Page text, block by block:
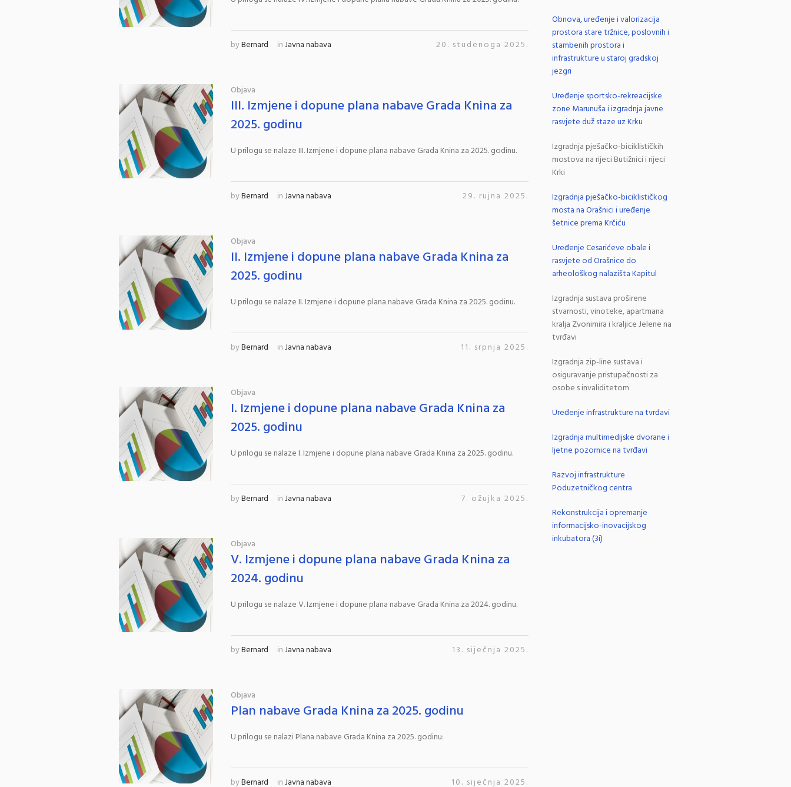
byBernard inJavna nabava 20. studenoga 2025.
Objava
III. Izmjene i dopune plana nabave Grada Knina za
2025. godinu
U prilogu se nalaze III. Izmjene i dopune plana nabave Grada Knina za 2025. godinu.
byBernard inJavna nabava 29. rujna 2025.
Objava
II. Izmjene i dopune plana nabave Grada Knina za
2025. godinu
U prilogu se nalaze II. Izmjene i dopune plana nabave Grada Knina za 2025. godinu.
byBernard inJavna nabava 11. srpnja 2025.
Objava
I. Izmjene i dopune plana nabave Grada Knina za
2025. godinu
U prilogu se nalaze I. Izmjene i dopune plana nabave Grada Knina za 2025. godinu.
byBernard inJavna nabava 7. ožujka 2025.
Objava
V. Izmjene i dopune plana nabave Grada Knina za
2024. godinu
U prilogu se nalaze V. Izmjene i dopune plana nabave Grada Knina za 2024. godinu.
byBernard inJavna nabava 13. siječnja 2025.
Objava
Plan nabave Grada Knina za 2025. godinu
U prilogu se nalazi Plana nabave Grada Knina za 2025. godinu:
byBernard inJavna nabava 10. siječnja 2025.
Obnova, uređenje i valorizacija
prostora stare tržnice, poslovnih i
stambenih prostora i
infrastrukture u staroj gradskoj
jezgri
Uređenje sportsko-rekreacijske
zone Marunuša i izgradnja javne
rasvjete duž staze uz Krku
Izgradnja pješačko-biciklističkih
mostova na rijeci Butižnici i rijeci
Krki
Izgradnja pješačko-biciklističkog
mosta na Orašnici i uređenje
šetnice prema Krčiću
Uređenje Cesarićeve obale i
rasvjete od Orašnice do
arheološkog nalazišta Kapitul
Izgradnja sustava proširene
stvarnosti, vinoteke, apartmana
kralja Zvonimira i kraljice Jelene na
tvrđavi
Izgradnja zip-line sustava i
osiguravanje pristupačnosti za
osobe s invaliditetom
Uređenje infrastrukture na tvrđavi
Izgradnja multimedijske dvorane i
ljetne pozornice na tvrđavi
Razvoj infrastrukture
Poduzetničkog centra
Rekonstrukcija i opremanje
informacijsko-inovacijskog
inkubatora (3i)